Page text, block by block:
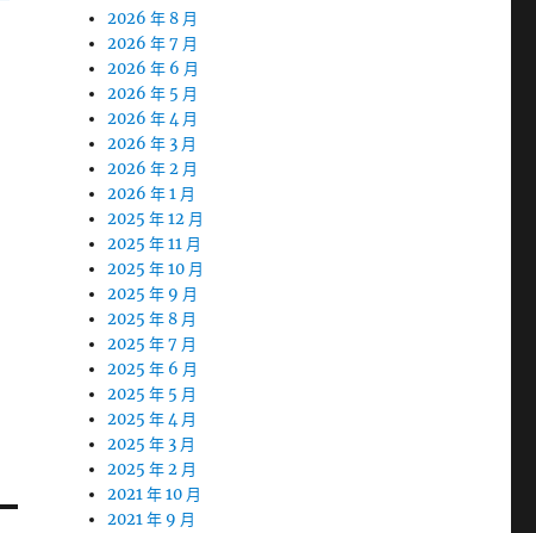
2026 年 8 月
2026 年 7 月
2026 年 6 月
2026 年 5 月
2026 年 4 月
2026 年 3 月
2026 年 2 月
2026 年 1 月
2025 年 12 月
2025 年 11 月
2025 年 10 月
2025 年 9 月
2025 年 8 月
2025 年 7 月
2025 年 6 月
2025 年 5 月
2025 年 4 月
2025 年 3 月
2025 年 2 月
2021 年 10 月
2021 年 9 月